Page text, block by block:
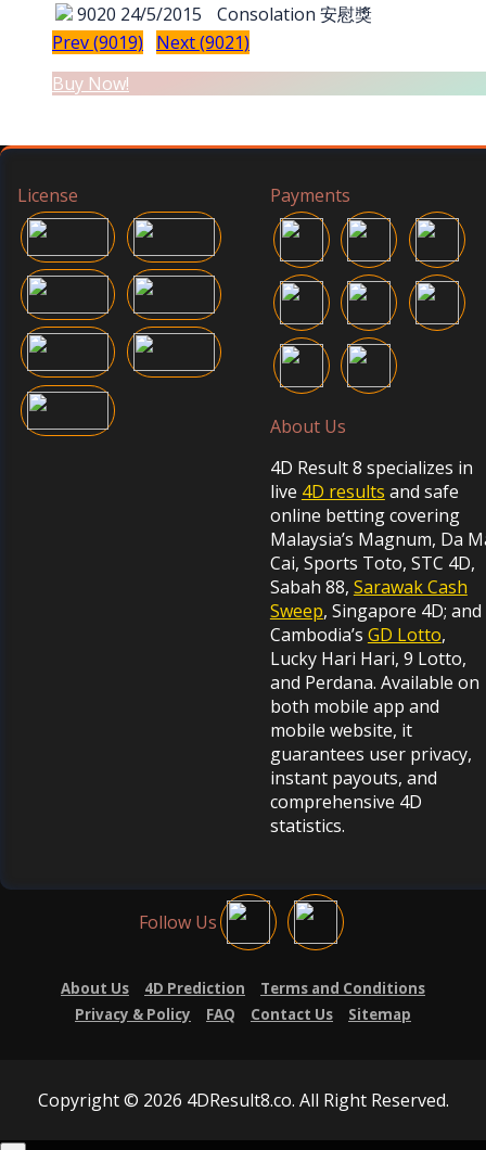
9020 24/5/2015
Consolation 安慰獎
Prev (9019)
Next (9021)
Buy Now!
License Payments
About Us
4D Result 8 specializes in
live 4D results and safe
online betting covering
Malaysia’s Magnum, Da
Cai, Sports Toto, STC 4D,
Sabah 88, Sarawak Cash
Sweep, Singapore 4D; and
Cambodia’s GD Lotto,
Lucky Hari Hari, 9 Lotto,
and Perdana. Available on
both mobile app and
mobile website, it
guarantees user privacy,
instant payouts, and
comprehensive 4D
statistics.
Follow Us
About Us 4D Prediction
Terms and Conditions
Privacy & Policy
FAQ Contact Us Sitemap
Copyright © 2026 4DResult8.co. All Right Reserved.